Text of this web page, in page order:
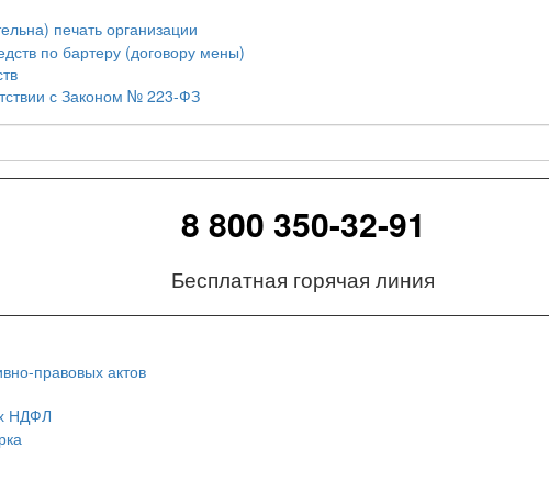
печать организации
по бартеру (договору мены)
с Законом № 223-ФЗ
8 800 350-32-91
Бесплатная горячая линия
правовых актов
НДФЛ